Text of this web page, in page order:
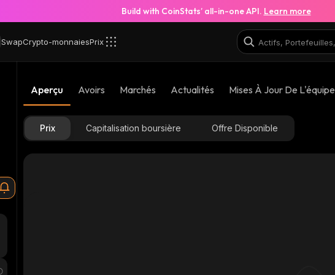
Build with CoinStats’ all-in-one API. Learn more
SwapCrypto-monnaiesPrix
Aperçu Avoirs Marchés Actualités Mises À Jour De L'équipe
Prix Capitalisation boursière Offre Disponible